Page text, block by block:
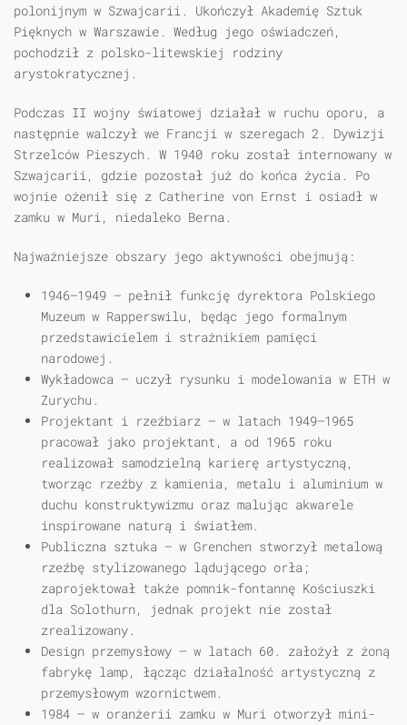
polonijnym w Szwajcarii. Ukończył Akademię Sztuk
Pięknych w Warszawie. Według jego oświadczeń,
pochodził z polsko-litewskiej rodziny
arystokratycznej.
Podczas II wojny światowej działał w ruchu oporu, a
następnie walczył we Francji w szeregach 2. Dywizji
Strzelców Pieszych. W 1940 roku został internowany w
Szwajcarii, gdzie pozostał już do końca życia. Po
wojnie ożenił się z Catherine von Ernst i osiadł w
zamku w Muri, niedaleko Berna.
Najważniejsze obszary jego aktywności obejmują:
1946–1949 – pełnił funkcję dyrektora Polskiego
Muzeum w Rapperswilu, będąc jego formalnym
przedstawicielem i strażnikiem pamięci
narodowej.
Wykładowca – uczył rysunku i modelowania w ETH w
Zurychu.
Projektant i rzeźbiarz – w latach 1949–1965
pracował jako projektant, a od 1965 roku
realizował samodzielną karierę artystyczną,
tworząc rzeźby z kamienia, metalu i aluminium w
duchu konstruktywizmu oraz malując akwarele
inspirowane naturą i światłem.
Publiczna sztuka – w Grenchen stworzył metalową
rzeźbę stylizowanego lądującego orła;
zaprojektował także pomnik-fontannę Kościuszki
dla Solothurn, jednak projekt nie został
zrealizowany.
Design przemysłowy – w latach 60. założył z żoną
fabrykę lamp, łącząc działalność artystyczną z
przemysłowym wzornictwem.
1984 – w oranżerii zamku w Muri otworzył mini-